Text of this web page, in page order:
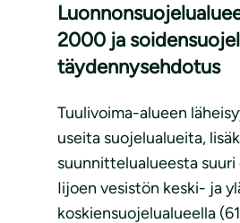
2000 ja
täydennysehdotus
Tuulivoima-alueen
useita suojelualueita,
suunnittelualueesta suuri
Iijoen vesistön keski- ja
koskiensuojelualueella